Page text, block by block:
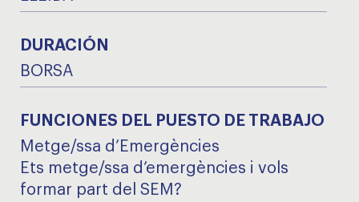
DURACIÓN
BORSA
FUNCIONES DEL PUESTO DE TRABAJO
Metge/ssa d’Emergències
Ets metge/ssa d’emergències i vols
formar part del SEM?